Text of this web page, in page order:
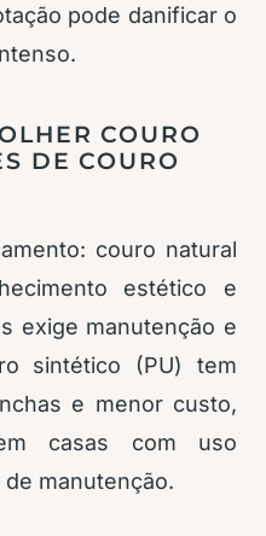
pode danificar o
COURO
DE COURO
couro natural
estético e
exige manutenção e
sintético (PU) tem
e menor custo,
casas com uso
manutenção.